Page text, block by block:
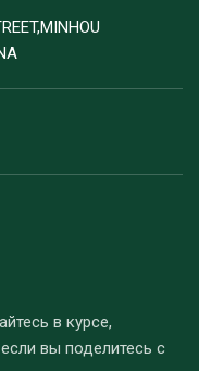
в курсе,
вы поделитесь с